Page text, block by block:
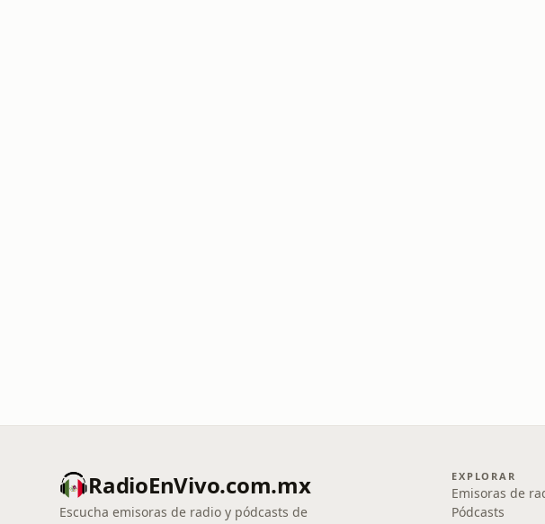
RadioEnVivo.com.mx
Escucha emisoras de radio y pódcasts de
EXPLORAR
Emisoras de
Pódcasts